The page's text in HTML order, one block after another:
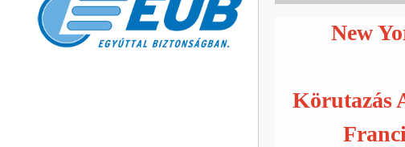
New
Körutazás